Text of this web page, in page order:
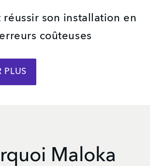
réussir son installation en
coûteuses
PLUS
Maloka